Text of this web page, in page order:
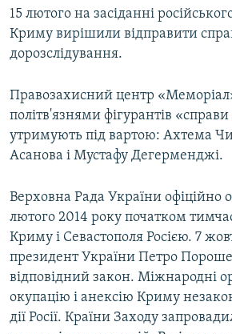
15 лютого на засіданні
Криму вирішили відправити
дорозслідування.
Правозахисний центр «Меморіал»
політв'язнями фігурантів
утримують під вартою: Ахтема
Асанова і Мустафу Дегерменджі.
Верховна Рада України офіційно
лютого 2014 року початком
Криму і Севастополя Росією. 7
президент України Петро
відповідний закон. Міжнародні
окупацію і анексію Криму
дії Росії. Країни Заходу